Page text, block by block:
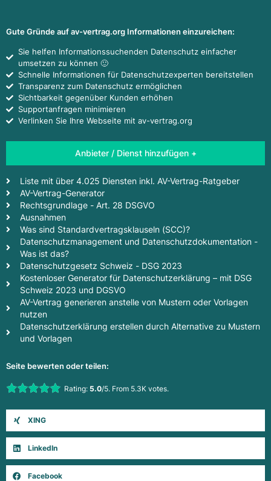
Gute Gründe auf av-vertrag.org Informationen einzureichen:
Sie helfen Informationssuchenden Datenschutz einfacher
umsetzen zu können 🙂
Schnelle Informationen für Datenschutzexperten bereitstellen
Transparenz zum Datenschutz ermöglichen
Sichtbarkeit gegenüber Kunden erhöhen
Supportanfragen minimieren
Verlinken Sie Ihre Webseite mit av-vertrag.org
Anbieter / Dienst hinzufügen +
Liste mit über 4.025 Diensten inkl. AV-Vertrag-Ratgeber
AV-Vertrag-Generator
Rechtsgrundlage - Art. 28 DSGVO
Ausnahmen
Was sind Standardvertragsklauseln (SCC)?
Datenschutzmanagement und Datenschutzdokumentation -
Was ist das?
Datenschutzgesetz Schweiz - DSG 2023
Kostenloser Generator für Datenschutzerklärung – mit DSG
Schweiz 2023 und DGSVO
AV-Vertrag generieren anstelle von Mustern oder Vorlagen
nutzen
Datenschutzerklärung erstellen durch Alternative zu Mustern
und Vorlagen
Seite bewerten oder teilen:
Rate this item:Rating: 5.0/5. From 5.3K votes.
XING
LinkedIn
Facebook